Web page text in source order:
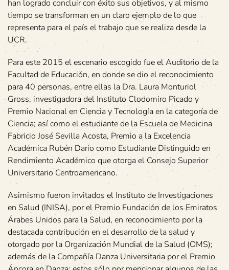
han logrado concluir con éxito sus objetivos, y al mismo
tiempo se transforman en un claro ejemplo de lo que
representa para el país el trabajo que se realiza desde la
UCR.
Para este 2015 el escenario escogido fue el Auditorio de la
Facultad de Educación, en donde se dio el reconocimiento
para 40 personas, entre ellas la Dra. Laura Monturiol
Gross, investigadora del Instituto Clodomiro Picado y
Premio Nacional en Ciencia y Tecnología en la categoría de
Ciencia; así como el estudiante de la Escuela de Medicina
Fabricio José Sevilla Acosta, Premio a la Excelencia
Académica Rubén Darío como Estudiante Distinguido en
Rendimiento Académico que otorga el Consejo Superior
Universitario Centroamericano.
Asimismo fueron invitados el Instituto de Investigaciones
en Salud (INISA), por el Premio Fundación de los Emiratos
Árabes Unidos para la Salud, en reconocimiento por la
destacada contribución en el desarrollo de la salud y
otorgado por la Organización Mundial de la Salud (OMS);
además de la Compañía Danza Universitaria por el Premio